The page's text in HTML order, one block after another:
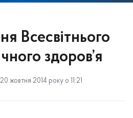
Всесвітнього
здоров’я
жовтня 2014 року о 11:21